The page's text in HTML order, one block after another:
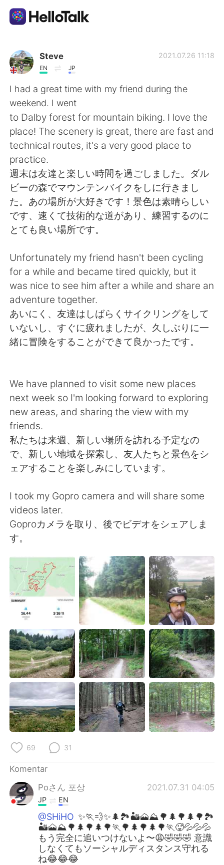
Aplikasi Pertukaran Bahasa
AI Grammar Checker
Indonesia
English 简体中文
繁體中文 Español
العربية Français
Deutsch 日本語
한국어 Русский
ไทย Italiano
Türkçe Tiếng Việt
Português
Steve
EN JP
2021.07.26 11:18
I had a great time with my friend during the
weekend. I went
to Dalby forest for mountain biking. I love the
place! The scenery is great, there are fast and
technical routes, it's a very good place to
practice.
週末は友達と楽しい時間を過ごしました。ダル
ビーの森でマウンテンバイクをしに行きまし
た。あの場所が大好きです！景色は素晴らしい
です、速くて技術的な道があり、練習するのに
とても良い場所です。
Unfortunately my friend hasn't been cycling
for a while and became tired quickly, but it
was nice to see him after a while and share an
adventure together.
あいにく、友達はしばらくサイクリングをして
いないし、すぐに疲れましたが、久しぶりに一
緒に冒険をすることができて良かったです。
We have planned to visit some new places
next week so I'm looking forward to exploring
new areas, and sharing the view with my
friends.
私たちは来週、新しい場所を訪れる予定なの
で、新しい地域を探索し、友人たちと景色をシ
ェアすることを楽しみにしています。
I took my Gopro camera and will share some
videos later.
Goproカメラを取り、後でビデオをシェアしま
す。
69 31
Komentar
Poさん 포상
2021.07.31 04:05
JP EN
@SHiHO ✨🏃💨✨🌲🏞️🏜️🗻⛰️🌳🌲🌳🌲🌳🏞️
🏜️🗻⛰️🌳🌲🌳🌲🌳🏃🌳🌲🌳🌲🌳🏃🥵💦💦💦
もう完全に追いつけないよ〜😩🤣🤣🤣 意識
しなくてもソーシャルディスタンス守れる
ね😂😂😂